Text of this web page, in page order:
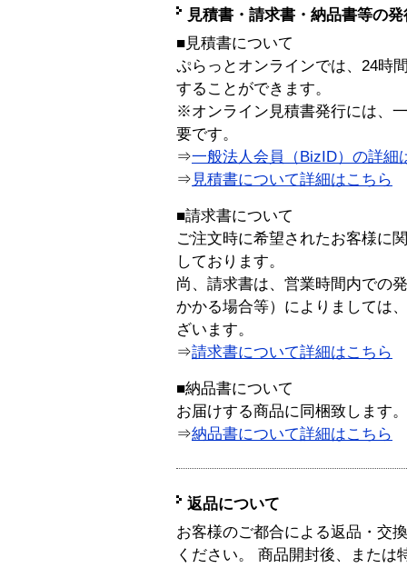
見積書・請求書・納品書等の
■見積書について
ぷらっとオンラインでは、24時
することができます。
※オンライン見積書発行には、
要です。
⇒一般法人会員（BizID）の詳細
⇒ 見積書について詳細はこちら
■請求書について
ご注文時に希望されたお客様に
しております。
尚、請求書は、営業時間内での
かかる場合等）によりましては
ざいます。
⇒請求書について詳細はこちら
■納品書について
お届けする商品に同梱致します。
⇒納品書について詳細はこちら
返品について
お客様のご都合による返品・交
ください。 商品開封後、または